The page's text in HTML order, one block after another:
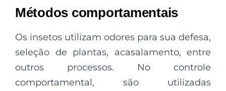
Métodos comportamentais
Os insetos utilizam odores para sua defesa,
seleção de plantas, acasalamento, entre
outros processos. No controle
comportamental, são utilizadas